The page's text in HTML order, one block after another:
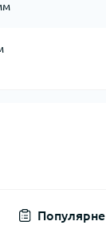
Популярне